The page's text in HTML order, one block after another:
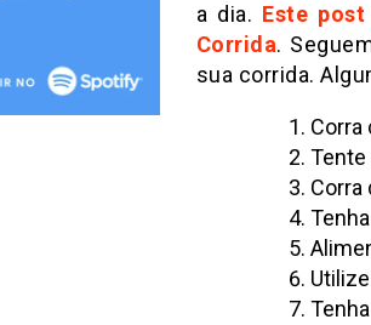
a dia. Este
Corrida.
sua corrida.
Corra
Tente
Corra